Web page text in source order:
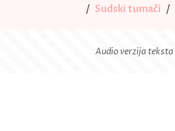
Sudski tumači
Audio verzija teksta